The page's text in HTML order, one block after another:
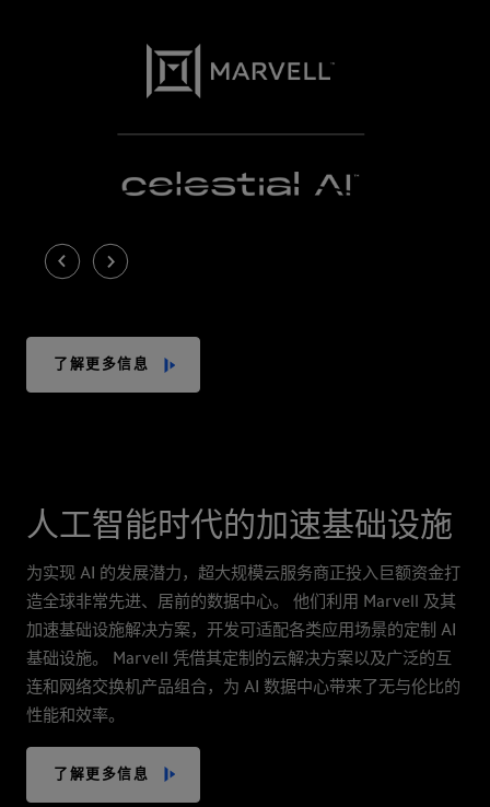
了解更多信息
人工智能时代的加速基础设施
为实现 AI 的发展潜力，超大规模云服务商正投入巨额资金打
造全球非常先进、居前的数据中心。 他们利用 Marvell 及其
加速基础设施解决方案，开发可适配各类应用场景的定制 AI
基础设施。 Marvell 凭借其定制的云解决方案以及广泛的互
连和网络交换机产品组合，为 AI 数据中心带来了无与伦比的
性能和效率。
了解更多信息